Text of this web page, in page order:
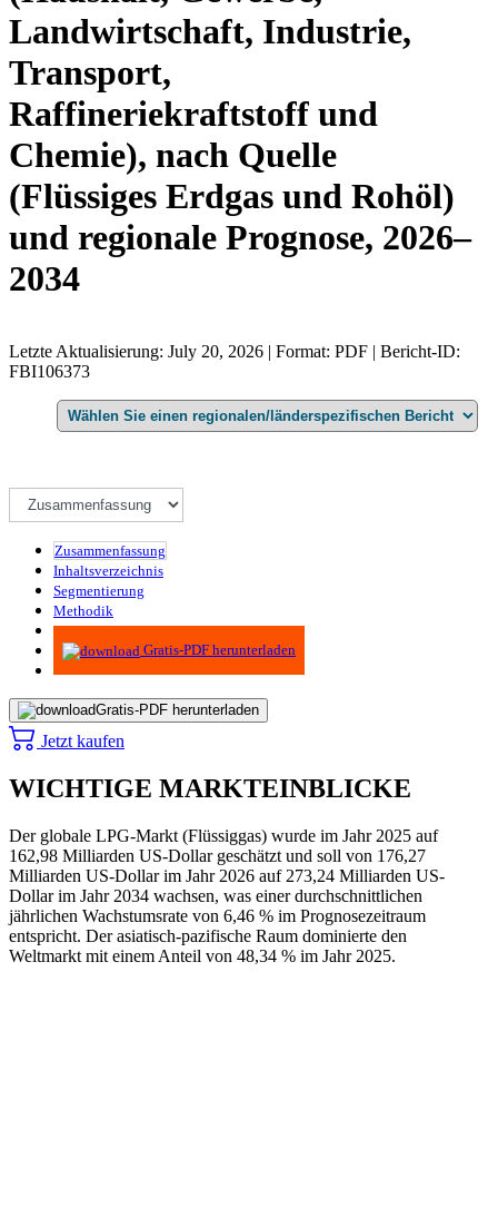
Landwirtschaft, Industrie,
Transport,
Raffineriekraftstoff und
Chemie), nach Quelle
(Flüssiges Erdgas und Rohöl)
und regionale Prognose, 2026–
2034
Letzte Aktualisierung: July 20, 2026 | Format: PDF | Bericht-ID:
FBI106373
Zusammenfassung
Inhaltsverzeichnis
Segmentierung
Methodik
Infografiken
Gratis-PDF herunterladen
Gratis-PDF herunterladen
Jetzt kaufen
WICHTIGE MARKTEINBLICKE
Der globale LPG-Markt (Flüssiggas) wurde im Jahr 2025 auf
162,98 Milliarden US-Dollar geschätzt und soll von 176,27
Milliarden US-Dollar im Jahr 2026 auf 273,24 Milliarden US-
Dollar im Jahr 2034 wachsen, was einer durchschnittlichen
jährlichen Wachstumsrate von 6,46 % im Prognosezeitraum
entspricht. Der asiatisch-pazifische Raum dominierte den
Weltmarkt mit einem Anteil von 48,34 % im Jahr 2025.